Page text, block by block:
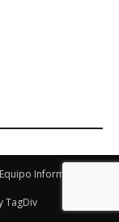
Equipo Informativo
TagDiv